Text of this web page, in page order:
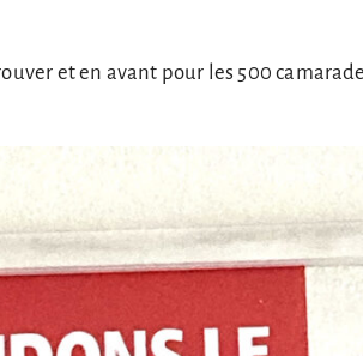
et en avant pour les 500